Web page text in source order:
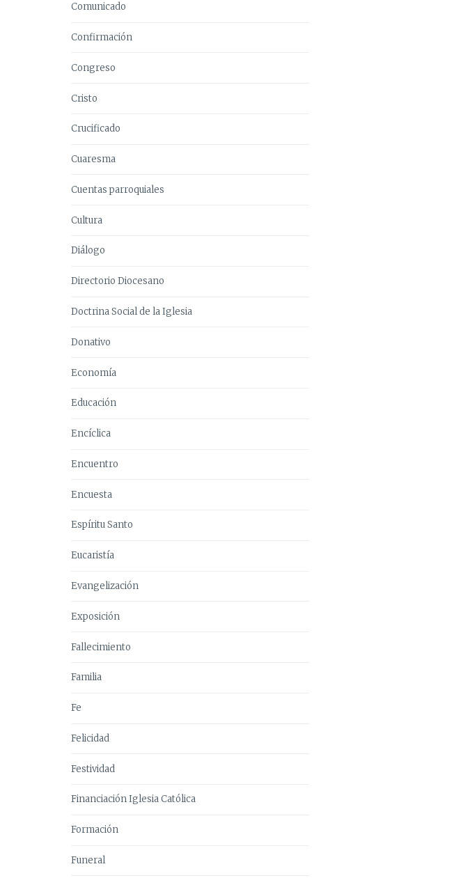
Comunicado
Confirmación
Congreso
Cristo
Crucificado
Cuaresma
Cuentas parroquiales
Cultura
Diálogo
Directorio Diocesano
Doctrina Social de la Iglesia
Donativo
Economía
Educación
Encíclica
Encuentro
Encuesta
Espíritu Santo
Eucaristía
Evangelización
Exposición
Fallecimiento
Familia
Fe
Felicidad
Festividad
Financiación Iglesia Católica
Formación
Funeral